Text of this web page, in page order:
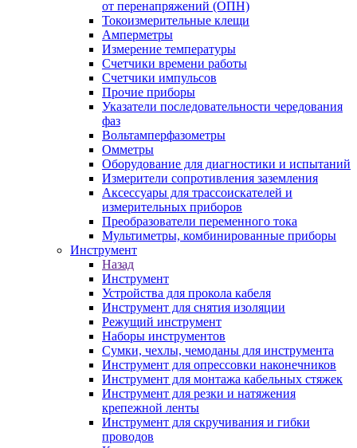
от перенапряжений (ОПН)
Токоизмерительные клещи
Амперметры
Измерение температуры
Счетчики времени работы
Счетчики импульсов
Прочие приборы
Указатели последовательности чередования
фаз
Вольтамперфазометры
Омметры
Оборудование для диагностики и испытаний
Измерители сопротивления заземления
Аксессуары для трассоискателей и
измерительных приборов
Преобразователи переменного тока
Мультиметры, комбинированные приборы
Инструмент
Назад
Инструмент
Устройства для прокола кабеля
Инструмент для снятия изоляции
Режущий инструмент
Наборы инструментов
Сумки, чехлы, чемоданы для инструмента
Инструмент для опрессовки наконечников
Инструмент для монтажа кабельных стяжек
Инструмент для резки и натяжения
крепежной ленты
Инструмент для скручивания и гибки
проводов